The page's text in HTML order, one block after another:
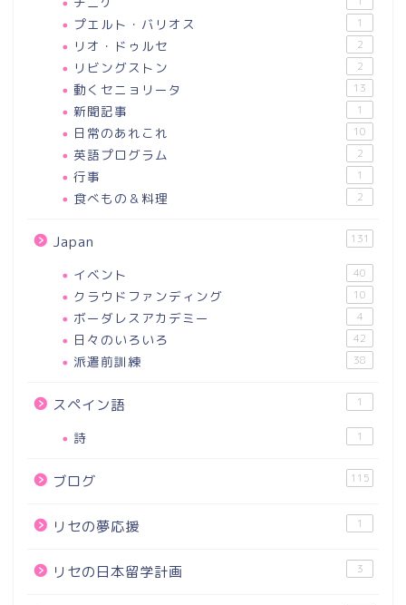
プエルト・バリオス 1
リオ・ドゥルセ 2
リビングストン 2
動くセニョリータ 13
新聞記事 1
日常のあれこれ 10
英語プログラム 2
行事 1
食べもの＆料理 2
Japan 131
イベント 40
クラウドファンディング 10
ボーダレスアカデミー 4
日々のいろいろ 42
派遣前訓練 38
スペイン語 1
詩 1
ブログ 115
リセの夢応援 1
リセの日本留学計画 3